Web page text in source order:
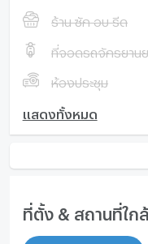
ร้าน ซัก อบ รีด
ที่จอดรถจักรยาน
ห้องประชุม
แสดงทั้งหมด
ที่ตั้ง & สถานที่ใก